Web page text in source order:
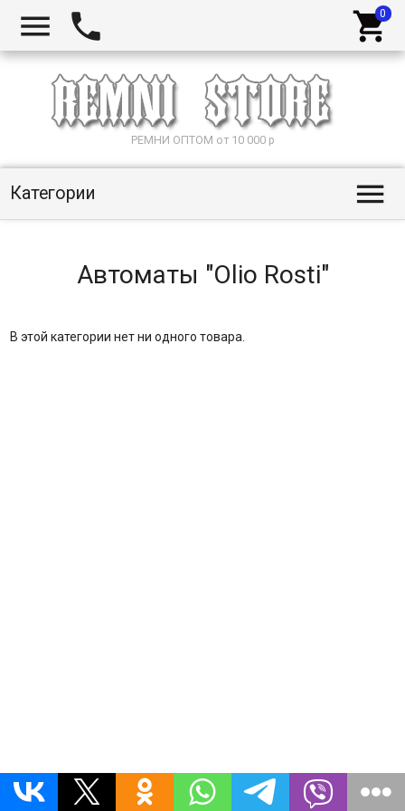
  
РЕМНИ ОПТОМ от 10 000 р
Категории 
Автоматы "Olio Rosti"
В этой категории нет ни одного товара.